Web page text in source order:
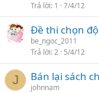
Trả lời 1 7/4/12
Đề thi chọn
be_ngoc_2011
Trả lời 2 5/4/12
J Bán lại sách
johnnam